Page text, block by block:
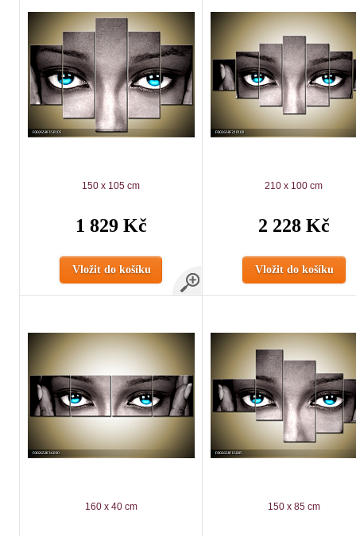
150 x 105 cm
1 829 Kč
Vložit do košíku
210 x 100 cm
2 228 Kč
Vložit do košíku
160 x 40 cm 150 x 85 cm